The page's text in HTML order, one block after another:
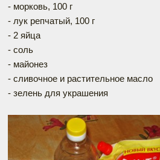
- морковь, 100 г
- лук репчатый, 100 г
- 2 яйца
- соль
- майонез
- сливочное и растительное масло
- зелень для украшения